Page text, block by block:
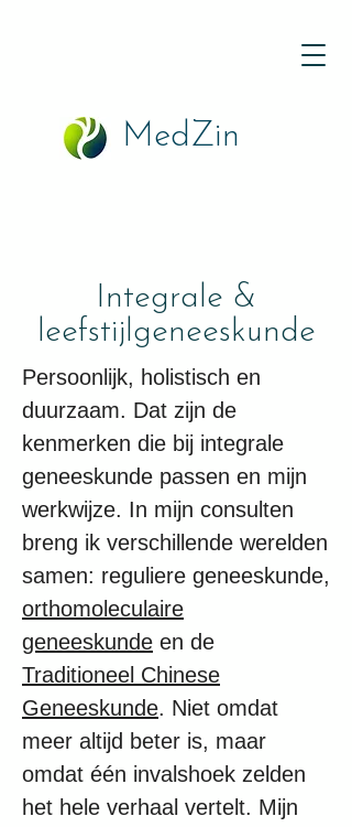
MedZin
Integrale &
leefstijlgeneeskunde
​Persoonlijk, holistisch en
duurzaam. Dat zijn de
kenmerken die bij integrale
geneeskunde passen en mijn
werkwijze. In mijn consulten
breng ik verschillende werelden
samen: reguliere geneeskunde,
orthomoleculaire
geneeskunde en de
Traditioneel Chinese
Geneeskunde. Niet omdat
meer altijd beter is, maar
omdat één invalshoek zelden
het hele verhaal vertelt. Mijn